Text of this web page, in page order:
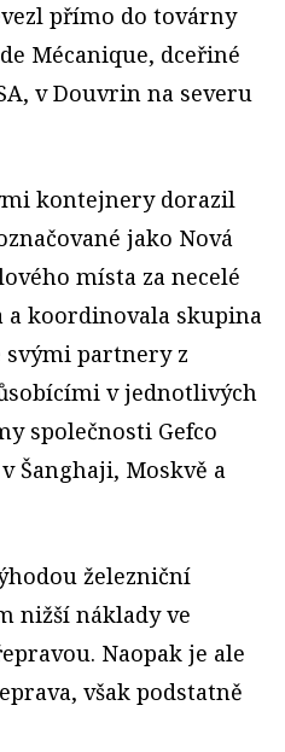
přímo do továrny
Mécanique, dceřiné
v Douvrin na severu
kontejnery dorazil
jako Nová
místa za necelé
koordinovala skupina
svými partnery z
v jednotlivých
společnosti Gefco
Šanghaji, Moskvě a
železniční
nižší náklady ve
Naopak je ale
však podstatně